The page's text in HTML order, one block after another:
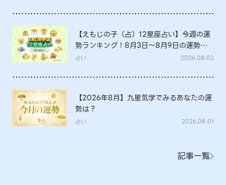
【えもじの子（占）12星座占い】今週の運
勢ランキング！8月3日～8月9日の運勢
は？
占い 2026.08.02
【2026年8月】九星気学でみるあなたの運
勢は？
占い 2026.08.01
記事一覧